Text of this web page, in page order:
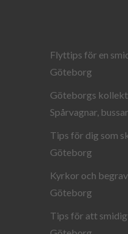
Flyttips för en
Göteborg
Göteborgs
Spårvagnar,
Tips för dig som
Göteborg
Kyrkor och
Göteborg
Tips för att